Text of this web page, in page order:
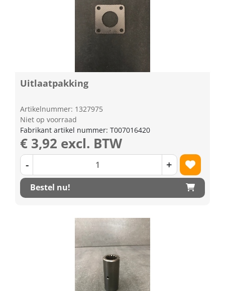
Uitlaatpakking
Artikelnummer: 1327975
Niet op voorraad
Fabrikant artikel nummer: T007016420
€ 3,92 excl. BTW
- +
Bestel nu!